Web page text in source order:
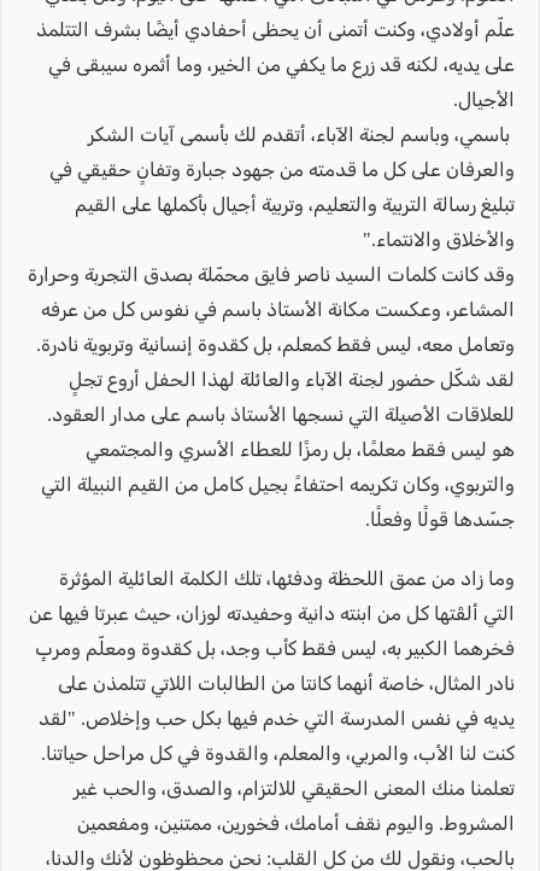
علّم أولادي، وكنت أتمنى أن يحظى أحفادي أيضًا بشرف التتلمذ
على يديه، لكنه قد زرع ما يكفي من الخير، وما أثمره سيبقى في
الأجيال.
باسمي، وباسم لجنة الآباء، أتقدم لك بأسمى آيات الشكر
والعرفان على كل ما قدمته من جهود جبارة وتفانٍ حقيقي في
تبليغ رسالة التربية والتعليم، وتربية أجيال بأكملها على القيم
والأخلاق والانتماء."
وقد كانت كلمات السيد ناصر فايق محمّلة بصدق التجربة وحرارة
المشاعر، وعكست مكانة الأستاذ باسم في نفوس كل من عرفه
وتعامل معه، ليس فقط كمعلم، بل كقدوة إنسانية وتربوية نادرة.
لقد شكّل حضور لجنة الآباء والعائلة لهذا الحفل أروع تجلٍ
للعلاقات الأصيلة التي نسجها الأستاذ باسم على مدار العقود.
هو ليس فقط معلمًا، بل رمزًا للعطاء الأسري والمجتمعي
والتربوي، وكان تكريمه احتفاءً بجيل كامل من القيم النبيلة التي
جسّدها قولًا وفعلًا.
وما زاد من عمق اللحظة ودفئها، تلك الكلمة العائلية المؤثرة
التي ألقَتها كل من ابنته دانية وحفيدته لوزان، حيث عبرتا فيها عن
فخرهما الكبير به، ليس فقط كأب وجد، بل كقدوة ومعلّم ومربٍ
نادر المثال، خاصة أنهما كانتا من الطالبات اللاتي تتلمذن على
يديه في نفس المدرسة التي خدم فيها بكل حب وإخلاص. "لقد
كنت لنا الأب، والمربي، والمعلم، والقدوة في كل مراحل حياتنا.
تعلمنا منك المعنى الحقيقي للالتزام، والصدق، والحب غير
المشروط. واليوم نقف أمامك، فخورين، ممتنين، ومفعمين
بالحب، ونقول لك من كل القلب: نحن محظوظون لأنك والدنا،